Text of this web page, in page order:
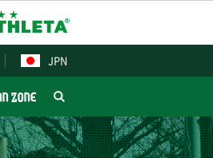
JPN
ZONE